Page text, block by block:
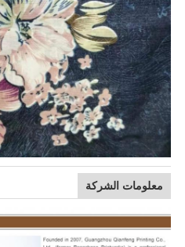
معلومات الشركة